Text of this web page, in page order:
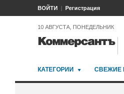
ВОЙТИ Регистрация
10 АВГУСТА, ПОНЕДЕЛЬНИК
КАТЕГОРИИ СВЕЖИЕ